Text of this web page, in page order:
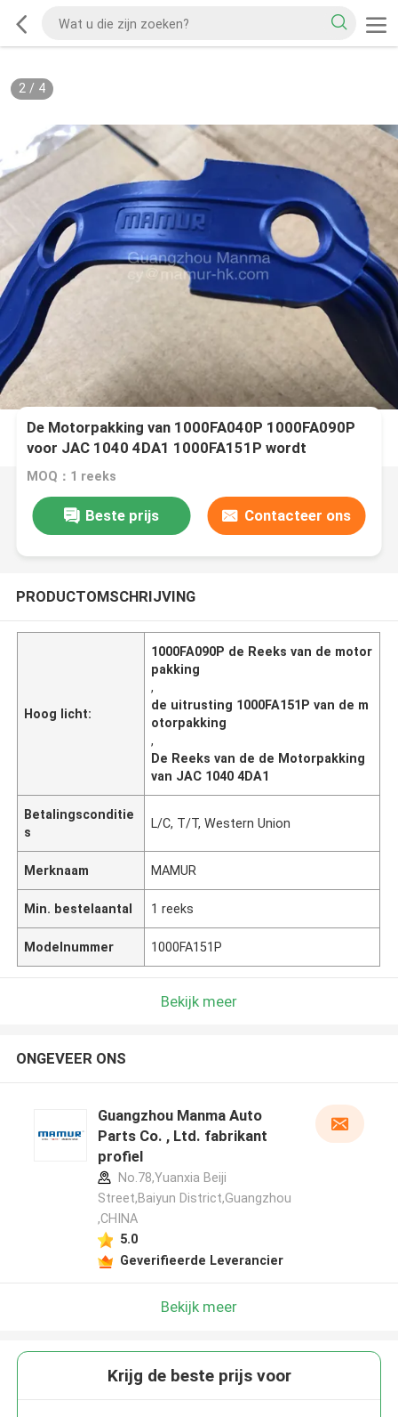
2/ 4
De Motorpakking van 1000FA040P 1000FA090P
voor JAC 1040 4DA1 1000FA151P wordt
geplaatst die
MOQ：1 reeks
Beste prijs Contacteer ons
PRODUCTOMSCHRIJVING
Hoog licht:
1000FA090P de Reeks van de motor
pakking
,
de uitrusting 1000FA151P van de m
otorpakking
,
De Reeks van de de Motorpakking
van JAC 1040 4DA1
Betalingsconditie
s
L/C, T/T, Western Union
Merknaam MAMUR
Min. bestelaantal 1 reeks
Modelnummer 1000FA151P
Bekijk meer
ONGEVEER ONS
Guangzhou Manma Auto
Parts Co. , Ltd. fabrikant
profiel
No.78,Yuanxia Beiji
Street,Baiyun District,Guangzhou
,CHINA
5.0
Geverifieerde Leverancier
Bekijk meer
Krijg de beste prijs voor